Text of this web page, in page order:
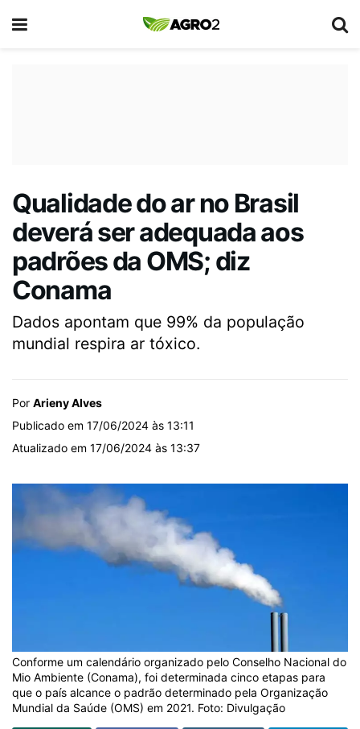
Qualidade do ar no Brasil
deverá ser adequada aos
padrões da OMS; diz
Conama
Dados apontam que 99% da população
mundial respira ar tóxico.
Por Arieny Alves
Publicado em 17/06/2024 às 13:11
Atualizado em 17/06/2024 às 13:37
Conforme um calendário organizado pelo Conselho Nacional do
Mio Ambiente (Conama), foi determinada cinco etapas para
que o país alcance o padrão determinado pela Organização
Mundial da Saúde (OMS) em 2021. Foto: Divulgação